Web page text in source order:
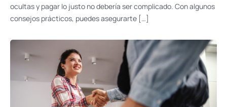
ocultas y pagar lo justo no debería ser complicado. Con algunos
consejos prácticos, puedes asegurarte […]